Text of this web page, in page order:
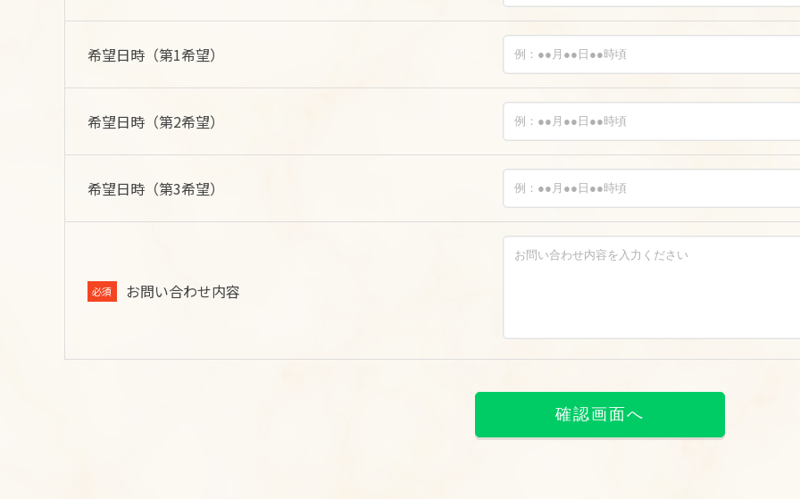
希望日時（第1希望）
希望日時（第2希望）
希望日時（第3希望）
必須 お問い合わせ内容